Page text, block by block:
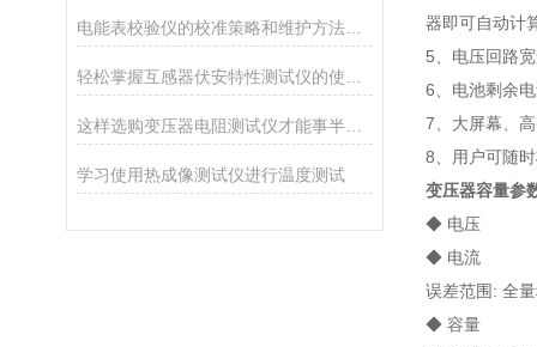
电能表校验仪的校准策略和维护方法探讨
这样选购变压器电阻测试仪才能事半功倍！
学习使用热成像测试仪进行温度测试
器即可自动计
5、电压回路
6、电池剩余
7、大屏幕、
8、用户可随
变压器容量参
◆ 电压
◆ 电流
误差范围: 全
◆ 容量